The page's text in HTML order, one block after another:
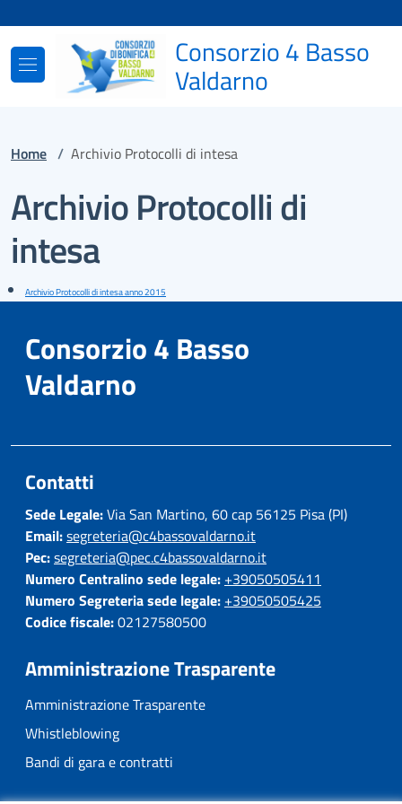
Consorzio 4 Basso
Valdarno
Home / Archivio Protocolli di intesa
Archivio Protocolli di
intesa
Archivio Protocolli di intesa anno 2015
Consorzio 4 Basso
Valdarno
Contatti
Sede Legale:Via San Martino, 60 cap 56125 Pisa (PI)
Email:segreteria@c4bassovaldarno.it
Pec:segreteria@pec.c4bassovaldarno.it
Numero Centralino sede legale: +39050505411
Numero Segreteria sede legale: +39050505425
Codice fiscale:02127580500
Amministrazione Trasparente
Amministrazione Trasparente
Whistleblowing
Bandi di gara e contratti